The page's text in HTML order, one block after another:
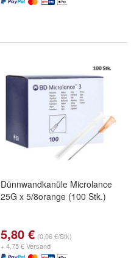
Dünnwandkanüle Microlance
25G x 5/8orange (100 Stk.)
5,80 € (0,06 €/Stk)
+ 4,75 € Versand